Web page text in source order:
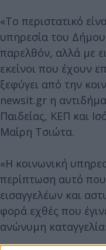
«Το περιστατικό
υπηρεσία του
παρελθόν, αλλά με
εκείνοι που έχουν
ξεφύγει από την
newsit.gr η
Παιδείας, ΚΕΠ και
Μαίρη Τσιώτα.
«Η κοινωνική
περίπτωση αυτό
εισαγγελέων και
φορά εχθές που
ανώνυμη